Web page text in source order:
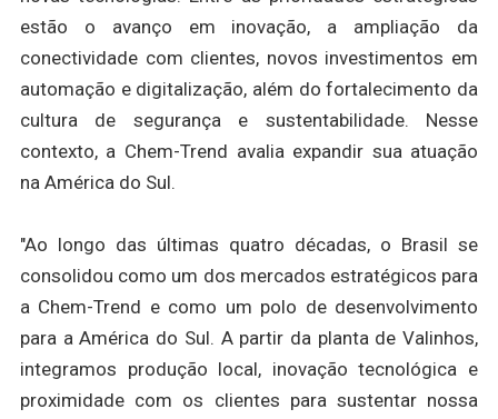
estão o avanço em inovação, a ampliação da
conectividade com clientes, novos investimentos em
automação e digitalização, além do fortalecimento da
cultura de segurança e sustentabilidade. Nesse
contexto, a Chem-Trend avalia expandir sua atuação
na América do Sul.
"Ao longo das últimas quatro décadas, o Brasil se
consolidou como um dos mercados estratégicos para
a Chem-Trend e como um polo de desenvolvimento
para a América do Sul. A partir da planta de Valinhos,
integramos produção local, inovação tecnológica e
proximidade com os clientes para sustentar nossa